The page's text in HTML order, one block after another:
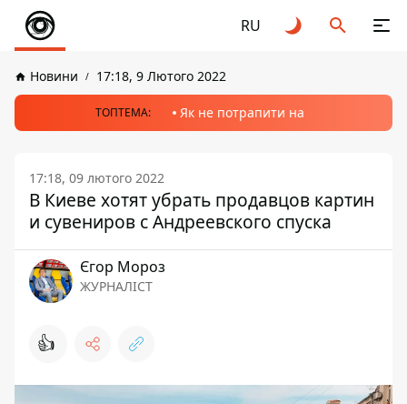
RU
Новини 17:18, 9 Лютого 2022
ТОПТЕМА: Як не потрапити на
17:18, 09 лютого 2022
В Киеве хотят убрать продавцов картин
и сувениров с Андреевского спуска
Єгор Мороз
ЖУРНАЛІСТ
👍